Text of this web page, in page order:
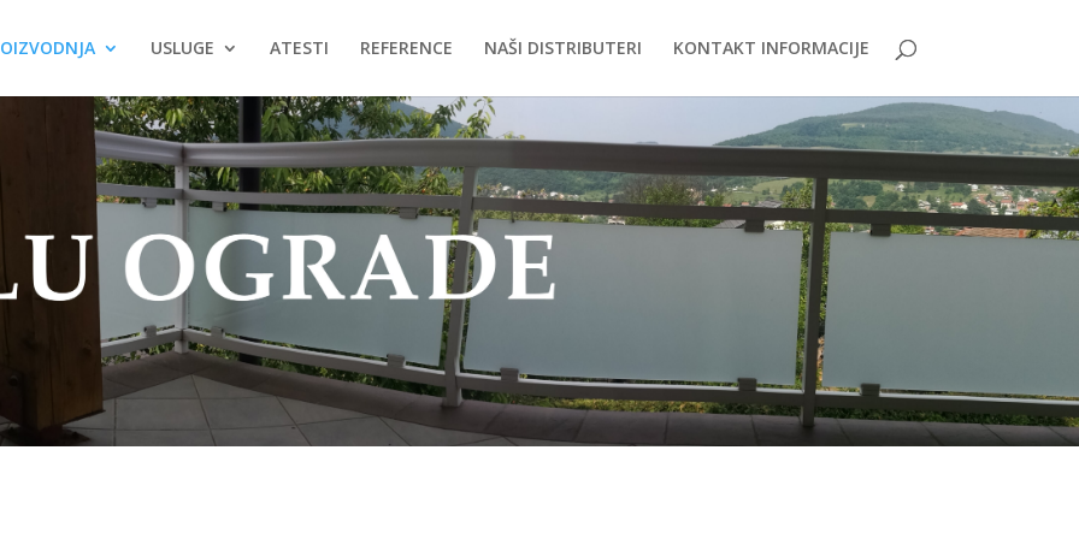
USLUGE ATESTI REFERENCE NAŠI DISTRIBUTERI KONTAKT INFORMACIJE